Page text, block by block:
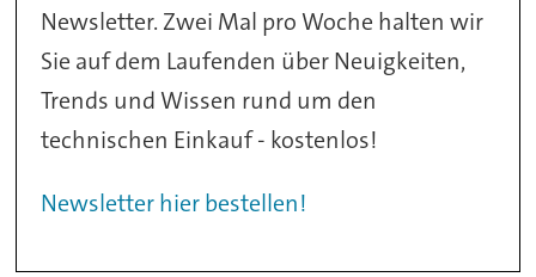
Newsletter. Zwei Mal pro Woche halten wir
Sie auf dem Laufenden über Neuigkeiten,
Trends und Wissen rund um den
technischen Einkauf - kostenlos!
Newsletter hier bestellen!